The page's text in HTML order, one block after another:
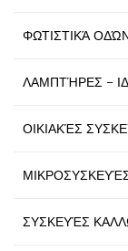
ΦΩΤΙΣΤΙΚΆ
ΛΑΜΠΤΉΡΕΣ –
ΟΙΚΙΑΚΈΣ
ΣΥΣΚΕΥΈΣ